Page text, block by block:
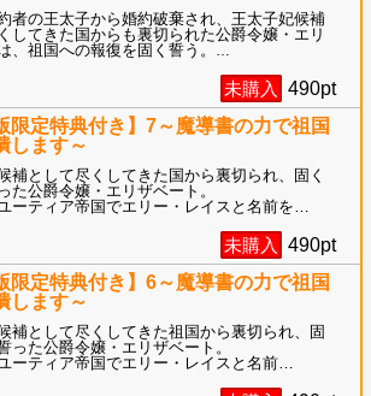
者の王太子から婚約破棄され、王太子妃候補
してきた国からも裏切られた公爵令嬢・エリ
、祖国への報復を固く誓う。
…
未購入 490pt
限定特典付き】7～魔導書の力で祖国
します～
補として尽くしてきた国から裏切られ、固く
た公爵令嬢・エリザベート。
ーティア帝国でエリー・レイスと名前を
未購入 490pt
限定特典付き】6～魔導書の力で祖国
します～
補として尽くしてきた祖国から裏切られ、固
った公爵令嬢・エリザベート。
ーティア帝国でエリー・レイスと名前